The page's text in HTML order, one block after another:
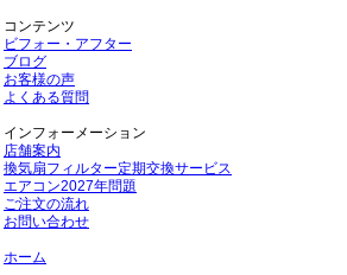
コンテンツ
ビフォー・アフター
ブログ
お客様の声
よくある質問
インフォーメーション
店舗案内
換気扇フィルター定期交換サービス
エアコン2027年問題
ご注文の流れ
お問い合わせ
ホーム